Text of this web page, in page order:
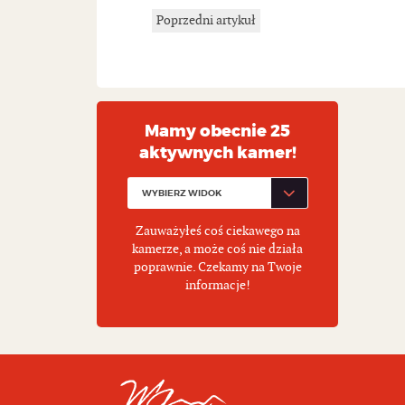
Poprzedni artykuł
Mamy obecnie 25
aktywnych kamer!
Zauważyłeś coś ciekawego na
kamerze, a może coś nie działa
poprawnie. Czekamy na Twoje
informacje!